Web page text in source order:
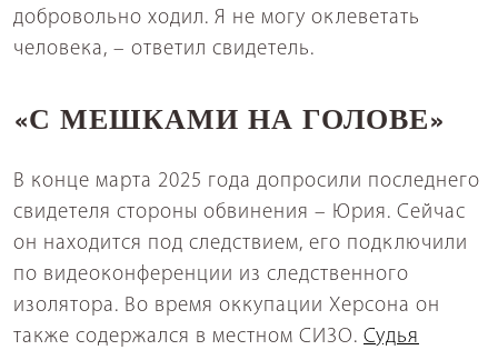
добровольно ходил. Я не могу оклеветать
человека, – ответил свидетель.
«С МЕШКАМИ НА ГОЛОВЕ»
В конце марта 2025 года допросили последнего
свидетеля стороны обвинения – Юрия. Сейчас
он находится под следствием, его подключили
по видеоконференции из следственного
изолятора. Во время оккупации Херсона он
также содержался в местном СИЗО. Судья